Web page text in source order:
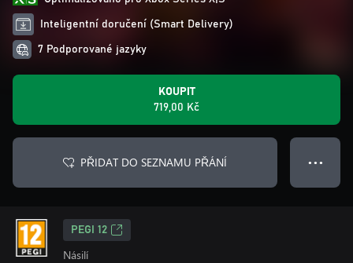
Inteligentní doručení (Smart Delivery)
7 Podporované jazyky
KOUPIT
719,00 Kč
PŘIDAT DO SEZNAMU PŘÁNÍ ● ● ●
PEGI 12
Násilí